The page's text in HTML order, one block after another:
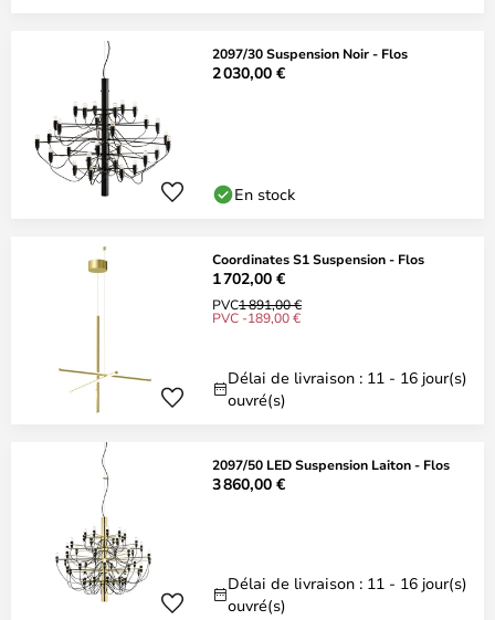
2097/30 Suspension Noir - Flos
2 030,00 €
En stock
Coordinates S1 Suspension - Flos
1 702,00 €
PVC1 891,00 €
PVC -189,00 €
Délai de livraison : 11 - 16 jour(s)
ouvré(s)
2097/50 LED Suspension Laiton - Flos
3 860,00 €
Délai de livraison : 11 - 16 jour(s)
ouvré(s)